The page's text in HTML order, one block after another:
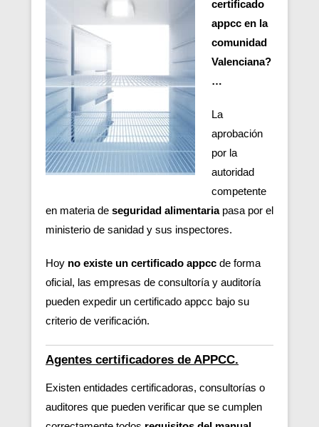
certificado
appcc en la
comunidad
Valenciana?
…
La
aprobación
por la
autoridad
competente
en materia de seguridad alimentaria pasa por el
ministerio de sanidad y sus inspectores.
Hoy no existe un certificado appcc de forma
oficial, las empresas de consultoría y auditoría
pueden expedir un certificado appcc bajo su
criterio de verificación.
Agentes certificadores de APPCC.
Existen entidades certificadoras, consultorías o
auditores que pueden verificar que se cumplen